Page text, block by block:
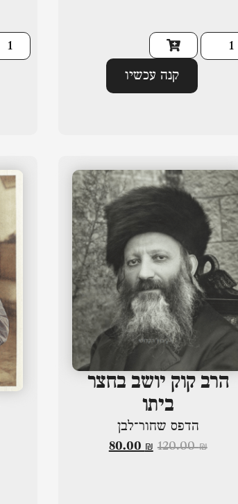
קנה עכשיו
הרב קוק יושב בחצר
ביתו
הדפס שחור־לבן
120.00₪
80.00 ₪